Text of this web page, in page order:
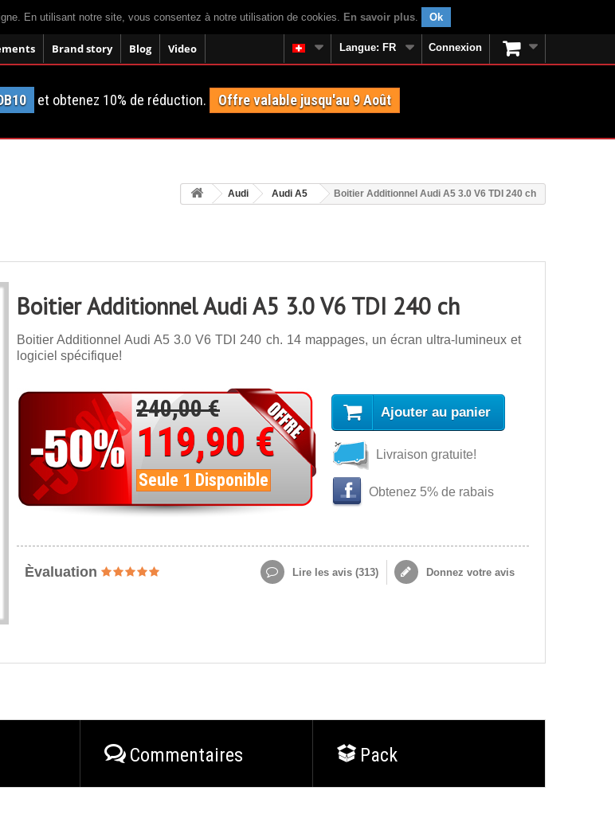
En utilisant notre site, vous consentez à notre utilisation de cookies. En savoir plus. Ok
Brand story Blog Video Connexion
Langue: FR
et obtenez 10% de réduction. Offre valable jusqu'au 9 Août
Audi Audi A5 Boitier Additionnel Audi A5 3.0 V6 TDI 240 ch
Boitier Additionnel Audi A5 3.0 V6 TDI 240 ch
Boitier Additionnel Audi A5 3.0 V6 TDI 240 ch. 14 mappages, un écran ultra-lumineux et
logiciel spécifique!
240,00 €
119,90 €
Seule 1 Disponible
Ajouter au panier
Livraison gratuite!
Obtenez 5% de rabais
Èvaluation Lire les avis (313) Donnez votre avis
Commentaires Pack